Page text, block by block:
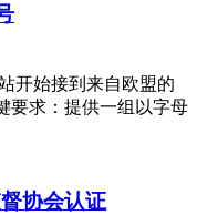
开始接到来自欧盟的
要求：提供一组以字母
协会认证